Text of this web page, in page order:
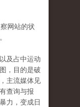
网站的状
及占中运动
，目的是破
主流媒体见
查询与报
力，变成日